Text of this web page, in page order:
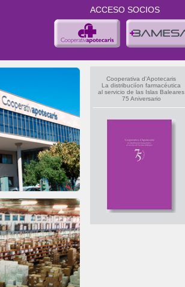
ACCESO SOCIOS
Cooperativa d'Apotecaris
La distribuciíon farmacéutica
al servicio de las Islas Baleares
75 Aniversario